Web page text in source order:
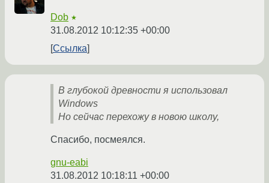
Dob ★
31.08.2012 10:12:35 +00:00
Ссылка
В глубокой древности я использовал
Windows
Но сейчас перехожу в новою школу,
Спасибо, посмеялся.
gnu-eabi
31.08.2012 10:18:11 +00:00